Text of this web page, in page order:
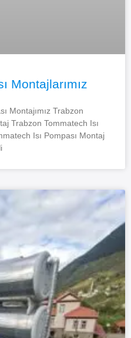
Montajlarımız
Montajımız Trabzon
Trabzon Tommatech Isı
Isı Pompası Montaj